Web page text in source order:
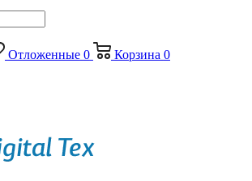
Отложенные 0 Корзина 0